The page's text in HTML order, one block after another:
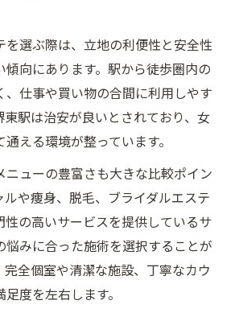
すいエステの条件を明確に紹介
るエステ通いのコツとは
続で実感できる効果を比較検証
エステ通いで得る長期的な魅力
ステがもたらす美容効果とは
ステの通い方とスケジュール管
で知る継続のモチベーション術
テの治安とアクセス事情
くエステの通いやすさと安心感を
を選ぶ際は、立地の利便性と安全性
傾向にあります。駅から徒歩圏内の
、仕事や買い物の合間に利用しやす
東駅は治安が良いとされており、女
える環境が整っています。
ニューの豊富さも大きな比較ポイン
ルや痩身、脱毛、ブライダルエステ
性の高いサービスを提供しているサ
悩みに合った施術を選択することが
全個室や清潔な施設、丁寧なカウ
度を左右します。